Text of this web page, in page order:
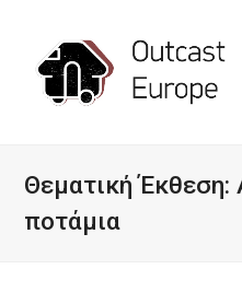
Θεματική Έκθεση:
ποτάμια